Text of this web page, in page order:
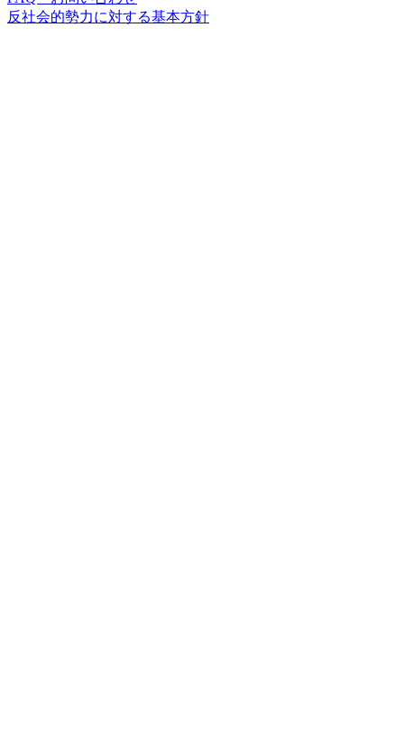
反社会的勢力に対する基本方針